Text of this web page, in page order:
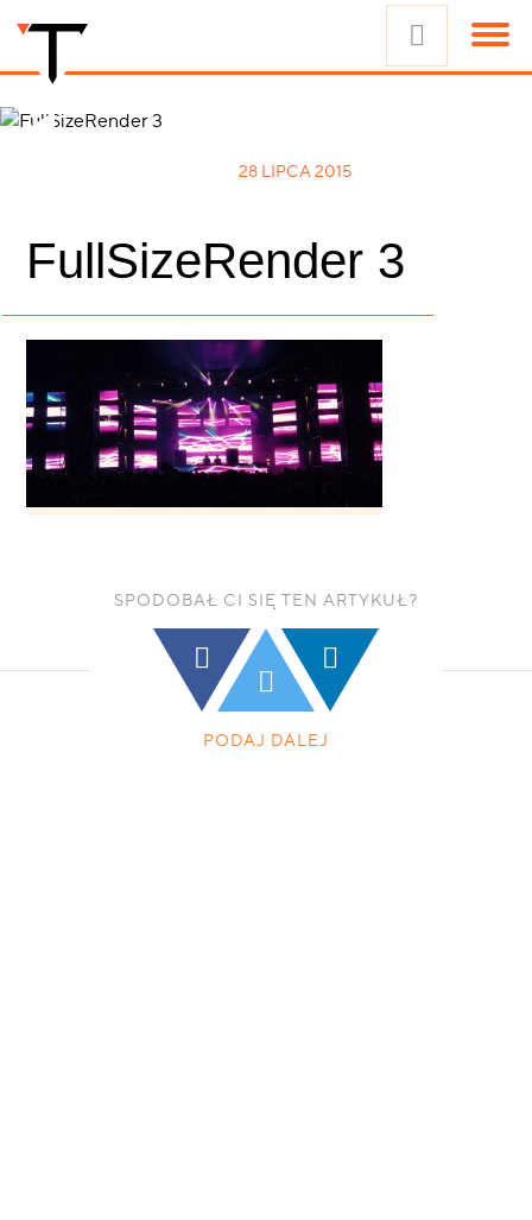
28 LIPCA 2015
FullSizeRender 3
SPODOBAŁ CI SIĘ TEN ARTYKUŁ?
PODAJ DALEJ